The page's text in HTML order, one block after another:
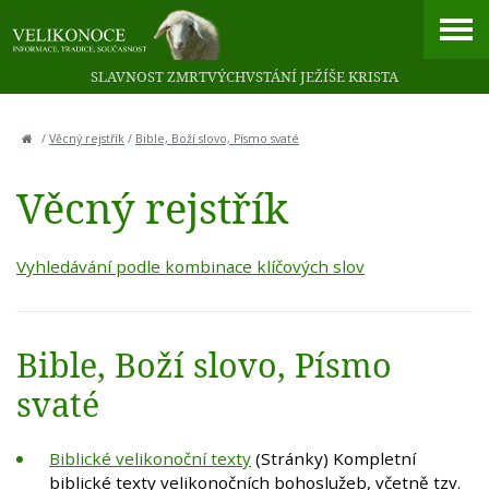
SLAVNOST ZMRTVÝCHVSTÁNÍ JEŽÍŠE KRISTA
/ Věcný rejstřík / Bible, Boží slovo, Písmo svaté
Věcný rejstřík
Vyhledávání podle kombinace klíčových slov
Bible, Boží slovo, Písmo
svaté
Biblické velikonoční texty (Stránky) Kompletní
biblické texty velikonočních bohoslužeb, včetně tzv.